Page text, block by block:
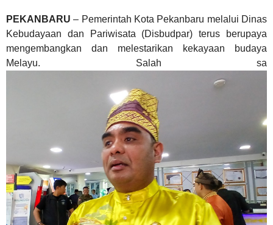
PEKANBARU – Pemerintah Kota Pekanbaru melalui Dinas
Kebudayaan dan Pariwisata (Disbudpar) terus berupaya
mengembangkan dan melestarikan kekayaan budaya
Melayu. Salah sa